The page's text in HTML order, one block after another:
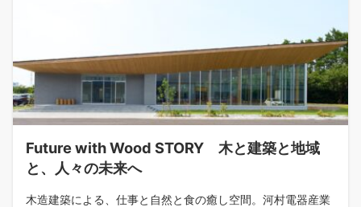
Future with Wood STORY 木と建築と地域
と、人々の未来へ
木造建築による、仕事と自然と食の癒し空間。河村電器産業